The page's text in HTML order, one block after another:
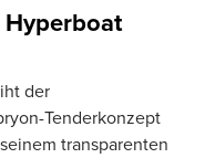
der
Tenderkonzept
transparenten